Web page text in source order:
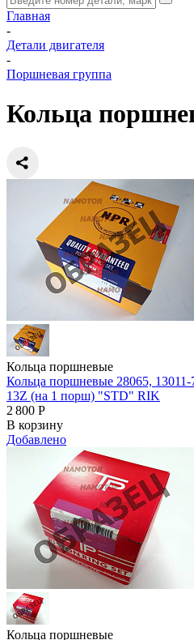
Главная
-
Детали двигателя
-
Поршневая группа
Кольца
Кольца поршневые
Кольца поршневые 28065,
13Z (на 1 порш) "STD" RIK
2 800 Р
В корзину
Добавлено
Кольца поршневые